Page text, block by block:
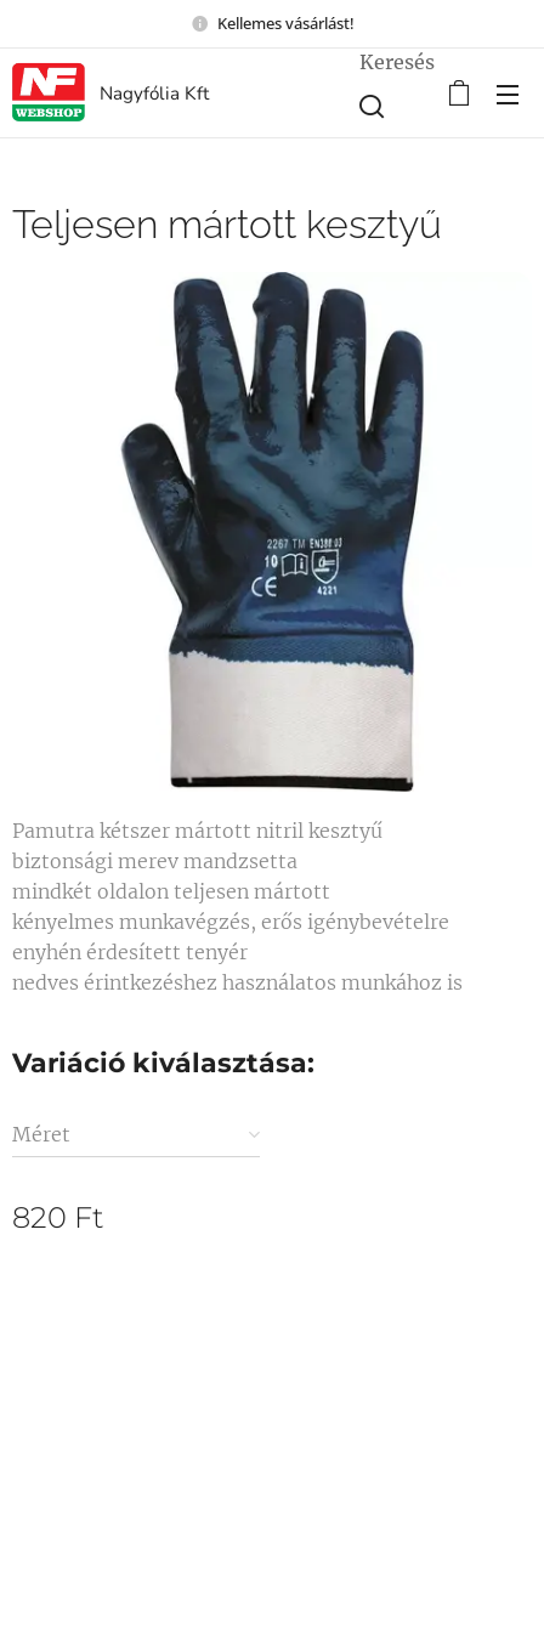
Kellemes vásárlást!
Nagyfólia Kft
Keresés
Teljesen mártott kesztyű
Pamutra kétszer mártott nitril kesztyű
biztonsági merev mandzsetta
mindkét oldalon teljesen mártott
kényelmes munkavégzés, erős igénybevételre
enyhén érdesített tenyér
nedves érintkezéshez használatos munkához is
Variáció kiválasztása:
Méret
820 Ft